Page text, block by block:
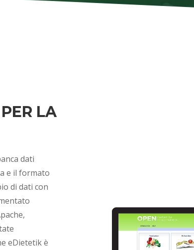
LA
dati
e il formato
di dati con
eDietetik è